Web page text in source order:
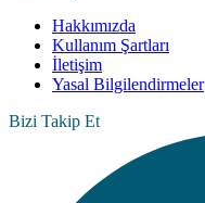
Hakkımızda
Kullanım Şartları
İletişim
Yasal Bilgilendirmeler
Bizi Takip Et